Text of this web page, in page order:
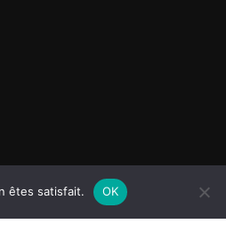
Themepar WPZOOM
êtes satisfait. OK